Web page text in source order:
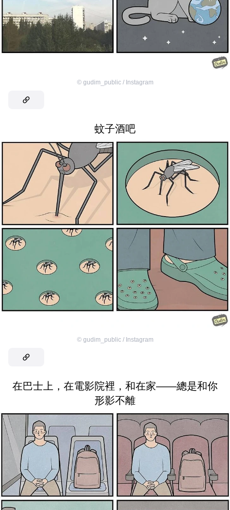
© gudim_public / Instagram
蚊子酒吧
© gudim_public / Instagram
在巴士上，在電影院裡，和在家——總是和你
形影不離